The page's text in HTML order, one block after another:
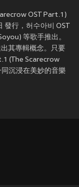
OST Part.1)
行，허수아비 OST
等歌手推出。
其專輯概念。只要
(The Scarecrow
沉浸在美妙的音樂